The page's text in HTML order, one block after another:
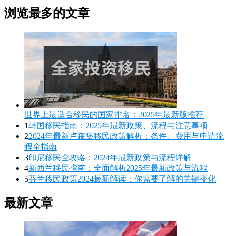
浏览最多的文章
世界上最适合移民的国家排名：2025年最新版推荐
1韩国移民指南：2025年最新政策、流程与注意事项
22024年最新卢森堡移民政策解析：条件、费用与申请流
程全指南
3印尼移民全攻略：2024年最新政策与流程详解
4新西兰移民指南：全面解析2025年最新政策与流程
5芬兰移民政策2024最新解读：你需要了解的关键变化
最新文章